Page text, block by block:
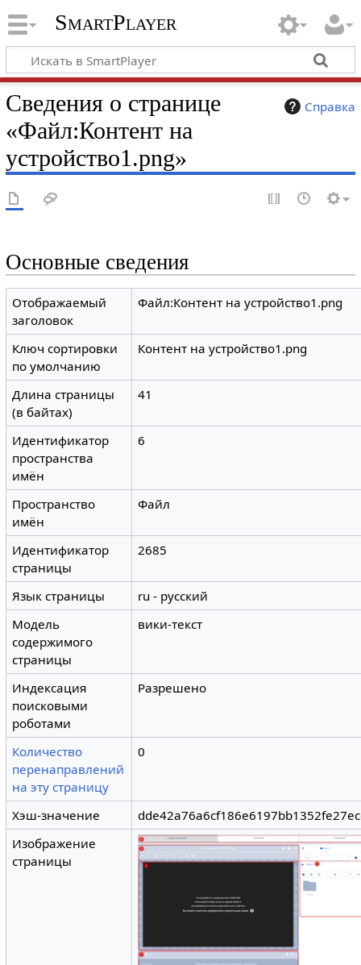
SmartPlayer
Справка
Сведения о странице
«Файл:Контент на
устройство1.png»
Основные сведения
Отображаемый
заголовок
Файл:Контент на устройство1.png
Ключ сортировки
по умолчанию
Контент на устройство1.png
Длина страницы
(в байтах)
41
Идентификатор
пространства
имён
6
Пространство
имён
Файл
Идентификатор
страницы
2685
Язык страницы
ru - русский
Модель
содержимого
страницы
вики-текст
Индексация
поисковыми
роботами
Разрешено
Количество
перенаправлений
на эту страницу
0
Хэш-значение
Изображение
страницы